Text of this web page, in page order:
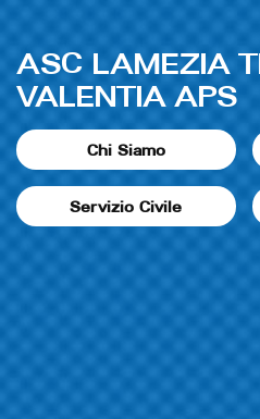
ASC LAMEZIA
VALENTIA APS
Chi Siamo
Servizio Civile